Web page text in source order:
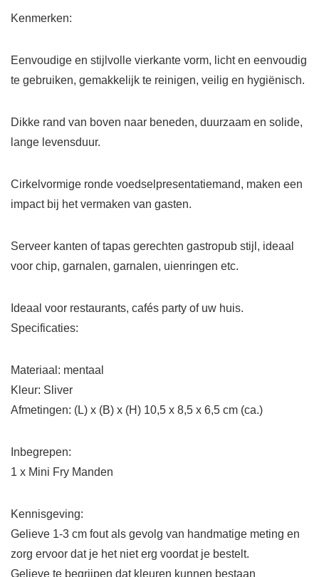
Kenmerken:
Eenvoudige en stijlvolle vierkante vorm, licht en eenvoudig
te gebruiken, gemakkelijk te reinigen, veilig en hygiënisch.
Dikke rand van boven naar beneden, duurzaam en solide,
lange levensduur.
Cirkelvormige ronde voedselpresentatiemand, maken een
impact bij het vermaken van gasten.
Serveer kanten of tapas gerechten gastropub stijl, ideaal
voor chip, garnalen, garnalen, uienringen etc.
Ideaal voor restaurants, cafés party of uw huis.
Specificaties:
Materiaal: mentaal
Kleur: Sliver
Afmetingen: (L) x (B) x (H) 10,5 x 8,5 x 6,5 cm (ca.)
Inbegrepen:
1 x Mini Fry Manden
Kennisgeving:
Gelieve 1-3 cm fout als gevolg van handmatige meting en
zorg ervoor dat je het niet erg voordat je bestelt.
Gelieve te begrijpen dat kleuren kunnen bestaan